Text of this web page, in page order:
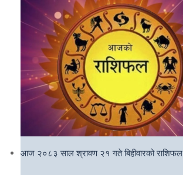
आज २०८३ साल श्रावण २१ गते बिहीवारको राशिफल